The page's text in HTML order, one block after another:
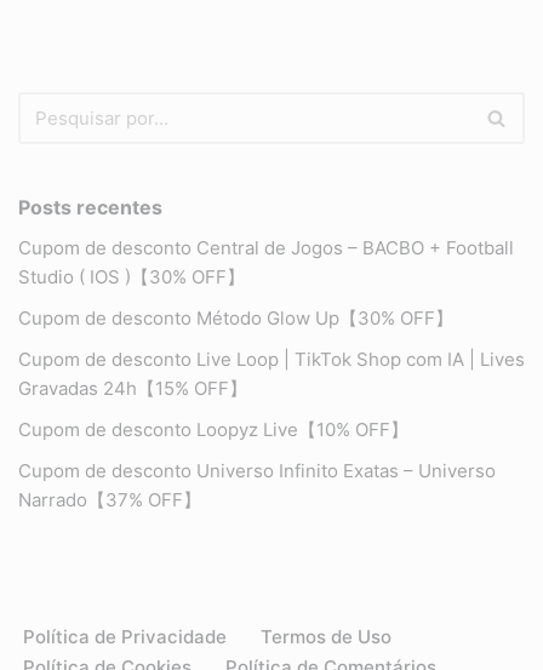
Posts recentes
Cupom de desconto Central de Jogos – BACBO + Football
Studio ( IOS )【30% OFF】
Cupom de desconto Método Glow Up【30% OFF】
Cupom de desconto Live Loop | TikTok Shop com IA | Lives
Gravadas 24h【15% OFF】
Cupom de desconto Loopyz Live【10% OFF】
Cupom de desconto Universo Infinito Exatas – Universo
Narrado【37% OFF】
Política de Privacidade
Termos de Uso